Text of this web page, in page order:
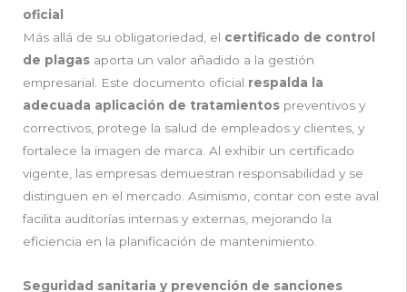
oficial
Más allá de su obligatoriedad, el certificado de control
de plagas aporta un valor añadido a la gestión
empresarial. Este documento oficial respalda la
adecuada aplicación de tratamientos preventivos y
correctivos, protege la salud de empleados y clientes, y
fortalece la imagen de marca. Al exhibir un certificado
vigente, las empresas demuestran responsabilidad y se
distinguen en el mercado. Asimismo, contar con este aval
facilita auditorías internas y externas, mejorando la
eficiencia en la planificación de mantenimiento.
Seguridad sanitaria y prevención de sanciones